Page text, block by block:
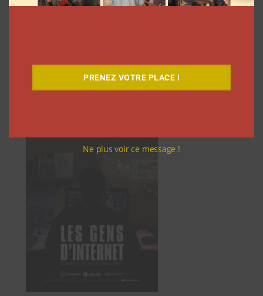
Découvrez notre documentaire
PRENEZ VOTRE PLACE !
Ne plus voir ce message !